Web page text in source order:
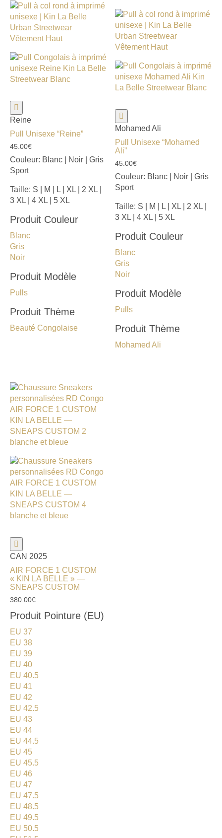
Reine
Pull Unisexe “Reine”
45.00€
Couleur: Blanc | Noir | Gris
Sport
Taille: S | M | L | XL | 2 XL |
3 XL | 4 XL | 5 XL
Produit Couleur
Blanc
Gris
Noir
Produit Modèle
Pulls
Produit Thème
Beauté Congolaise
Mohamed Ali
Pull Unisexe “Mohamed
Ali”
45.00€
Couleur: Blanc | Noir | Gris
Sport
Taille: S | M | L | XL | 2 XL |
3 XL | 4 XL | 5 XL
Produit Couleur
Blanc
Gris
Noir
Produit Modèle
Pulls
Produit Thème
Mohamed Ali
CAN 2025
AIR FORCE 1 CUSTOM
« KIN LA BELLE » —
SNEAPS CUSTOM
380.00€
Produit Pointure (EU)
EU 37
EU 38
EU 39
EU 40
EU 40.5
EU 41
EU 42
EU 42.5
EU 43
EU 44
EU 44.5
EU 45
EU 45.5
EU 46
EU 47
EU 47.5
EU 48.5
EU 49.5
EU 50.5